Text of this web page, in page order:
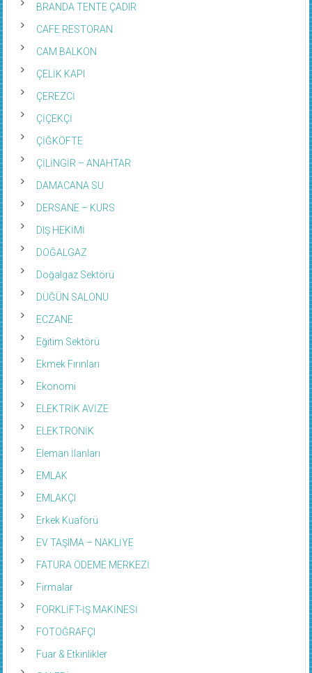
BRANDA TENTE ÇADIR
CAFE RESTORAN
CAM BALKON
ÇELİK KAPI
ÇEREZCİ
ÇİÇEKÇİ
ÇİĞKÖFTE
ÇİLİNGİR – ANAHTAR
DAMACANA SU
DERSANE – KURS
DIŞ HEKİMİ
DOĞALGAZ
Doğalgaz Sektörü
DÜĞÜN SALONU
ECZANE
Eğitim Sektörü
Ekmek Fırınları
Ekonomi
ELEKTRİK AVİZE
ELEKTRONİK
Eleman İlanları
EMLAK
EMLAKÇI
Erkek Kuaförü
EV TAŞIMA – NAKLİYE
FATURA ÖDEME MERKEZİ
Firmalar
FORKLİFT-İŞ MAKİNESİ
FOTOĞRAFÇI
Fuar & Etkinlikler